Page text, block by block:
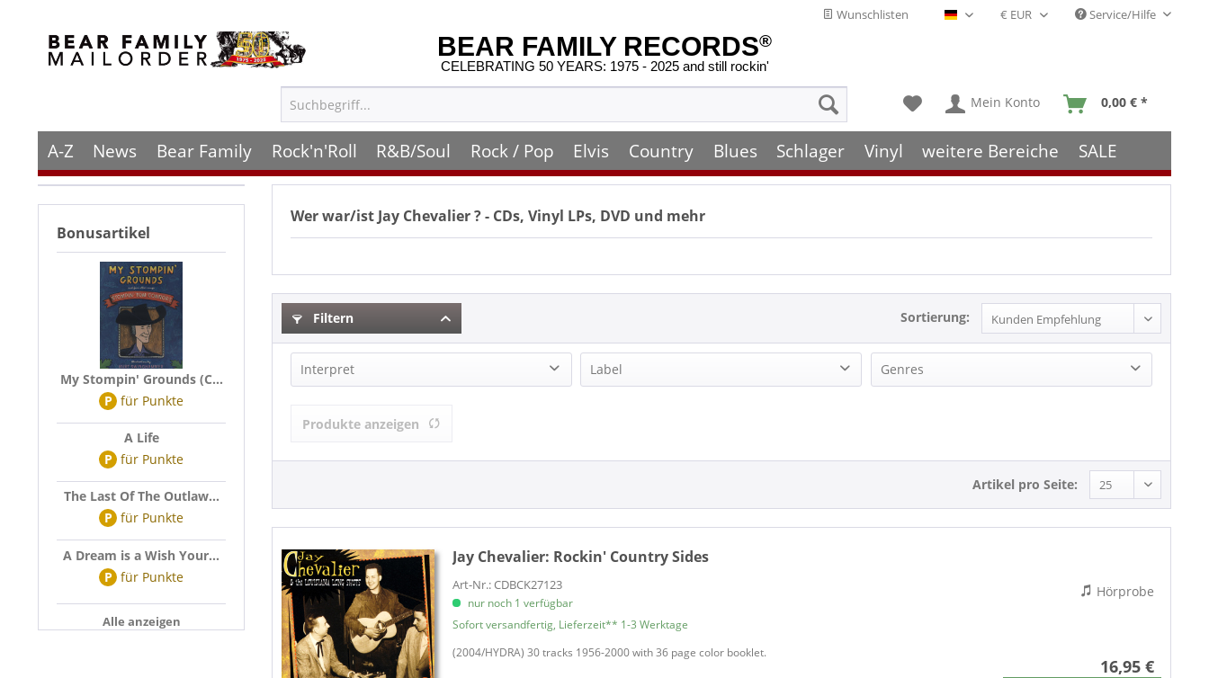
Wunschlisten Deutsch - DE Service/Hilfe
BEAR FAMILY RECORDS®
CELEBRATING 50 YEARS: 1975 - 2025 and still rockin'
Mein Konto 0,00 € *
A-Z News Bear Family Rock'n'Roll R&B/Soul Rock / Pop Elvis Country Blues Schlager Vinyl weitere Bereiche SALE
Bonusartikel
My Stompin' Grounds (C...
P für Punkte
A Life
P für Punkte
The Last Of The Outlaw...
P für Punkte
A Dream is a Wish Your...
P für Punkte
Alle anzeigen
Wer war/ist Jay Chevalier? - CDs, Vinyl LPs, DVD und mehr
Filtern Sortierung:
Interpret Label Genres
Produkte anzeigen
Artikel pro Seite:
Jay Chevalier: Rockin' Country Sides
Art-Nr.: CDBCK27123
nur noch 1 verfügbar
Sofort versandfertig, Lieferzeit** 1-3 Werktage
(2004/HYDRA) 30 tracks 1956-2000 with 36 page color booklet.
16,95 €
Hörprobe